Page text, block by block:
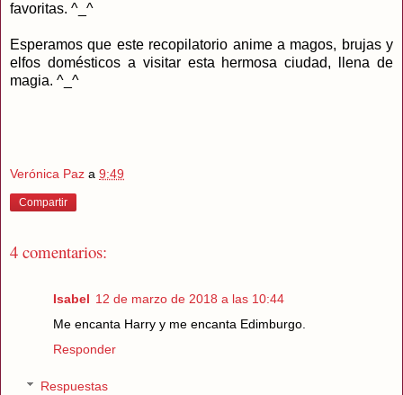
favoritas. ^_^
Esperamos que este recopilatorio anime a magos, brujas y
elfos domésticos a visitar esta hermosa ciudad, llena de
magia. ^_^
Verónica Paz a 9:49
Compartir
4 comentarios:
Isabel 12 de marzo de 2018 a las 10:44
Me encanta Harry y me encanta Edimburgo.
Responder
Respuestas